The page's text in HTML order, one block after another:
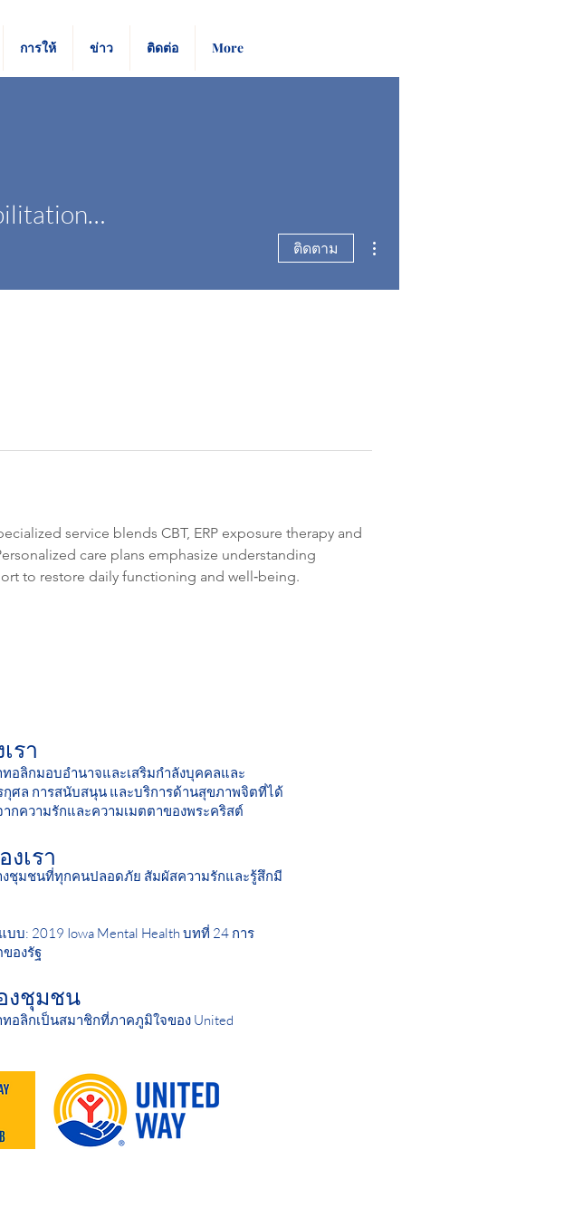
การให้ ข่าว ติดต่อ More
service blends CBT, ERP exposure therapy and
care plans emphasize understanding
to restore daily functioning and well‑being.
Tulasi Healthcare- Best Rehabilitation Centre
ติดตาม
อลิกมอบอำนาจและเสริมกำลังบุคคลและ
กุศล การสนับสนุน และบริการด้านสุขภาพจิตที่ได้
กความรักและความเมตตาของพระคริสต์
รา
เรา
งชุมชนที่ทุกคนปลอดภัย สัมผัสความรักและรู้สึกมี
: 2019 Iowa Mental Health บทที่ 24 การ
องรัฐ
งชุมชน
อลิกเป็นสมาชิกที่ภาคภูมิใจของ United